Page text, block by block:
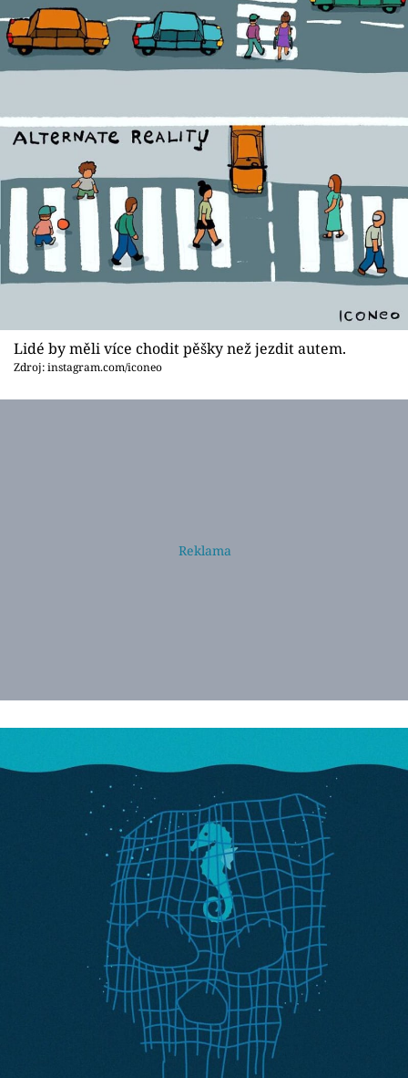
Lidé by měli více chodit pěšky než jezdit autem.
Zdroj: instagram.com/iconeo